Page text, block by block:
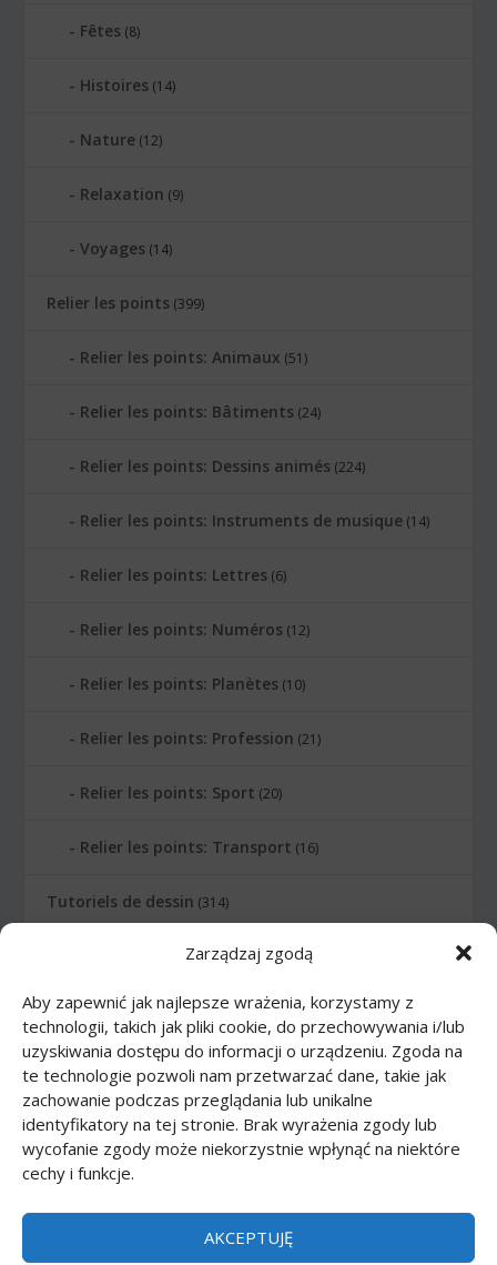
Zarządzaj zgodą
Aby zapewnić jak najlepsze wrażenia, korzystamy z
technologii, takich jak pliki cookie, do przechowywania i/lub
uzyskiwania dostępu do informacji o urządzeniu. Zgoda na
te technologie pozwoli nam przetwarzać dane, takie jak
zachowanie podczas przeglądania lub unikalne
identyfikatory na tej stronie. Brak wyrażenia zgody lub
wycofanie zgody może niekorzystnie wpłynąć na niektóre
cechy i funkcje.
AKCEPTUJĘ
Fêtes (8)
Histoires (14)
Nature (12)
Relaxation (9)
Voyages (14)
Relier les points (399)
Relier les points: Animaux (51)
Relier les points: Bâtiments (24)
Relier les points: Dessins animés (224)
Relier les points: Instruments de musique (14)
Relier les points: Lettres (6)
Relier les points: Numéros (12)
Relier les points: Planètes (10)
Relier les points: Profession (21)
Relier les points: Sport (20)
Relier les points: Transport (16)
Tutoriels de dessin (314)
Arme(12)
Bande dessinée
Corps(27)
Dessins animés